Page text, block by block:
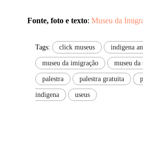
Fonte, foto e texto: Museu da
Tags: click museus indigena
museu da imigração museu da
palestra palestra gratuita
indigena useus